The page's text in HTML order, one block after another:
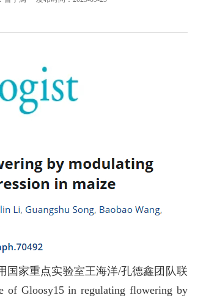
国家重点实验室王海洋/孔德鑫团队联
Gloosy15 in regulating flowering by